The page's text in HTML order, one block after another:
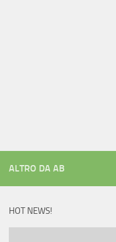
ALTRO DA AB
HOT NEWS!